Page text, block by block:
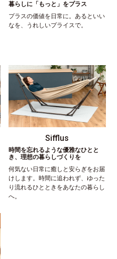
暮らしに「もっと」をプラス
プラスの価値を日常に。あるといい
なを、うれしいプライスで。
Sifflus
時間を忘れるような優雅なひとと
き、理想の暮らしづくりを
何気ない日常に癒しと安らぎをお届
けします。時間に追われず、ゆった
り流れるひとときをあなたの暮らし
へ。